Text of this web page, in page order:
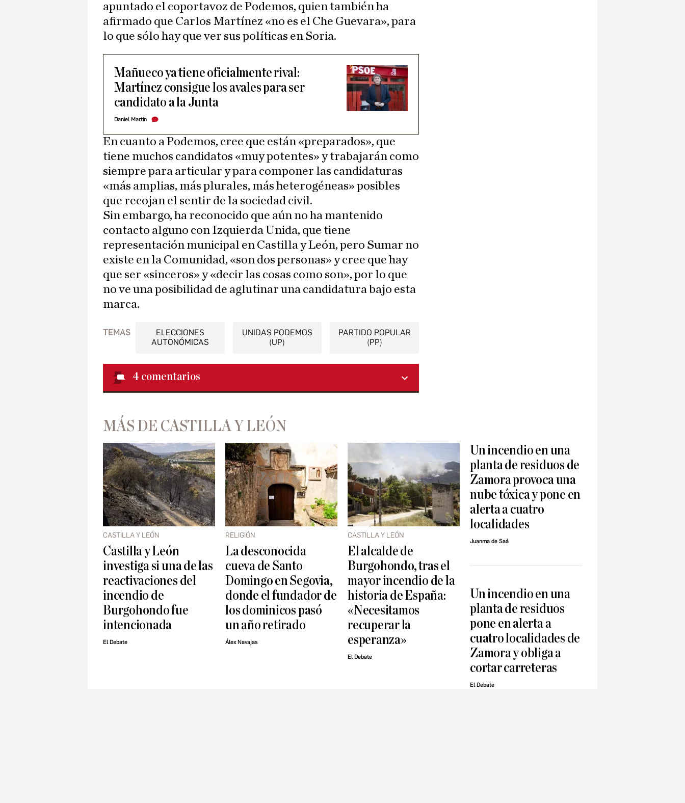
apuntado el coportavoz de Podemos, quien también ha
afirmado que Carlos Martínez «no es el Che Guevara», para
lo que sólo hay que ver sus políticas en Soria.
Mañueco ya tiene oficialmente rival:
Martínez consigue los avales para ser
candidato a la Junta
Daniel Martín
En cuanto a Podemos, cree que están «preparados», que
tiene muchos candidatos «muy potentes» y trabajarán como
siempre para articular y para componer las candidaturas
«más amplias, más plurales, más heterogéneas» posibles
que recojan el sentir de la sociedad civil.
Sin embargo, ha reconocido que aún no ha mantenido
contacto alguno con Izquierda Unida, que tiene
representación municipal en Castilla y León, pero Sumar no
existe en la Comunidad, «son dos personas» y cree que hay
que ser «sinceros» y «decir las cosas como son», por lo que
no ve una posibilidad de aglutinar una candidatura bajo esta
marca.
TEMAS
ELECCIONES
AUTONÓMICAS
UNIDAS PODEMOS
(UP)
PARTIDO POPULAR
(PP)
4 comentarios
MÁS DE CASTILLA Y LEÓN
CASTILLA Y LEÓN
Castilla y León
investiga si una de las
reactivaciones del
incendio de
Burgohondo fue
intencionada
El Debate
RELIGIÓN
La desconocida
cueva de Santo
Domingo en Segovia,
donde el fundador de
los dominicos pasó
un año retirado
Álex Navajas
CASTILLA Y LEÓN
El alcalde de
Burgohondo, tras el
mayor incendio de la
historia de España:
«Necesitamos
recuperar la
esperanza»
El Debate
Un incendio en una
planta de residuos de
Zamora provoca una
nube tóxica y pone en
alerta a cuatro
localidades
Juanma de Saá
Un incendio en una
planta de residuos
pone en alerta a
cuatro localidades de
Zamora y obliga a
cortar carreteras
El Debate